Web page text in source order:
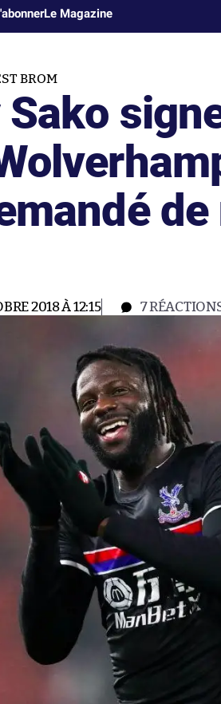
Le Magazine
BROM
2018 À 12:15 7